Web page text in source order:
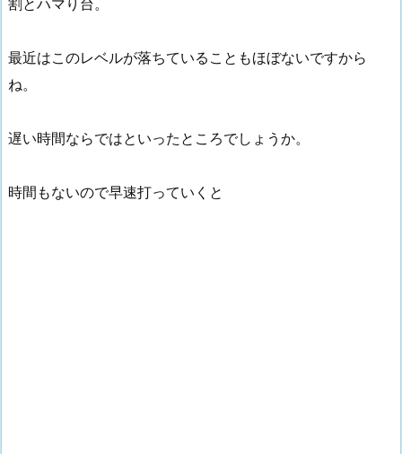
最近はこのレベルが落ちていることもほぼないですから
ね。
遅い時間ならではといったところでしょうか。
時間もないので早速打っていくと